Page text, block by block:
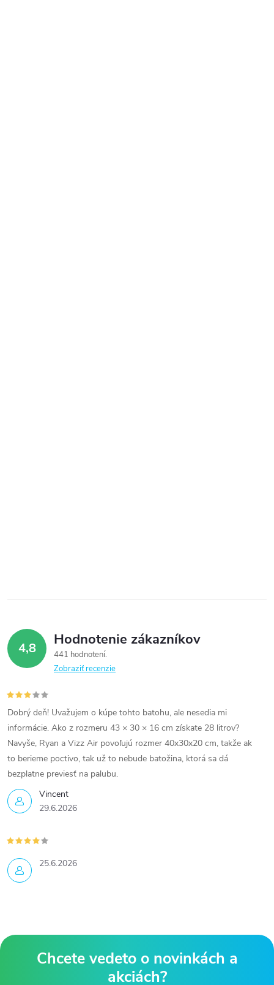
4,8 Hodnotenie zákazníkov
441 hodnotení
Zobraziť recenzie
Vincent
29.6.2026
Dobrý deň! Uvažujem o kúpe tohto batohu, ale nesedia mi
informácie. Ako z rozmeru 43 × 30 × 16 cm získate 28 litrov?
Navyše, Ryan a Vizz Air povoľujú rozmer 40x30x20 cm, takže ak
to berieme poctivo, tak už to nebude batožina, ktorá sa dá
bezplatne previesť na palubu.
25.6.2026